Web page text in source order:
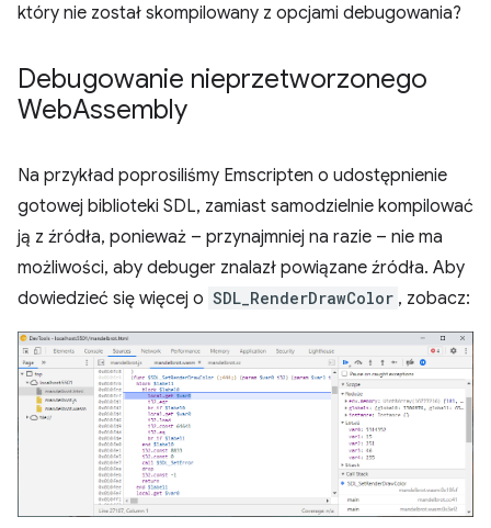
który nie został skompilowany z opcjami debugowania?
Debugowanie nieprzetworzonego
WebAssembly
Na przykład poprosiliśmy Emscripten o udostępnienie
gotowej biblioteki SDL, zamiast samodzielnie kompilować
ją z źródła, ponieważ – przynajmniej na razie – nie ma
możliwości, aby debuger znalazł powiązane źródła. Aby
dowiedzieć się więcej o SDL_RenderDrawColor , zobacz: